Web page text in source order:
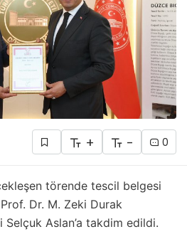
+ - 0
törende tescil belgesi
Prof. Dr. M. Zeki Durak
Selçuk Aslan’a takdim edildi.